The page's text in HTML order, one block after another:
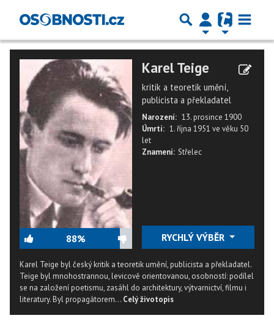
88%
Karel Teige
kritik a teoretik umění,
publicista a překladatel
Narození: 13. prosince 1900
Úmrtí: 1. října 1951 ve věku 50
let
Znamení: Střelec
RYCHLÝ VÝBĚR
Karel Teige byl český kritik a teoretik umění, publicista a překladatel.
Teige byl mnohostrannou, levicově orientovanou, osobností: podílel
se na založení poetismu, zasáhl do architektury, výtvarnictví, filmu i
literatury. Byl propagátorem... Celý životopis